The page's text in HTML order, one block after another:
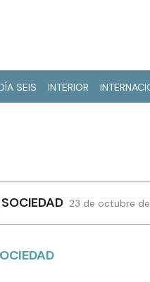
SEIS INTERIOR
SOCIEDAD 23 de octubre